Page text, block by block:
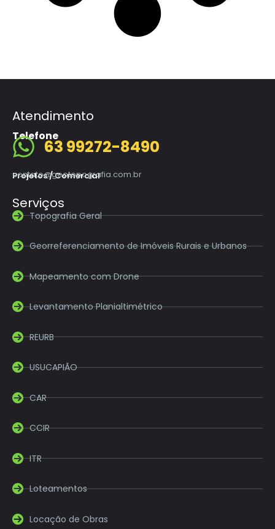
Atendimento
Telefone
63 99272-8490
Projetos / Comercial
contato@geotopografia.com.br
Serviços
Topografia Geral
Georreferenciamento de Imóveis Rurais e Urbanos
Mapeamento com Drone
Levantamento Planialtimétrico
REURB
USUCAPIÃO
CAR
CCIR
ITR
Loteamentos
Locação de Obras